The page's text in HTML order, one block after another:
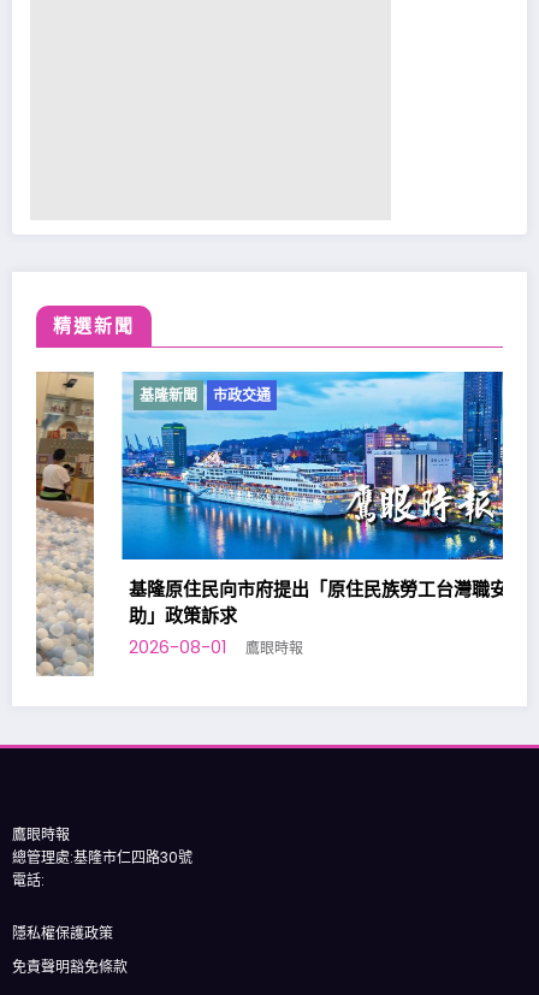
精選新聞
基隆新聞 市政交通
基隆原住民向市府提出「原住民族勞工台灣職安卡訓練補
助」政策訴求
2026-08-01 鷹眼時報
鷹眼時報
總管理處:基隆市仁四路30號
電話:
隱私權保護政策
免責聲明豁免條款